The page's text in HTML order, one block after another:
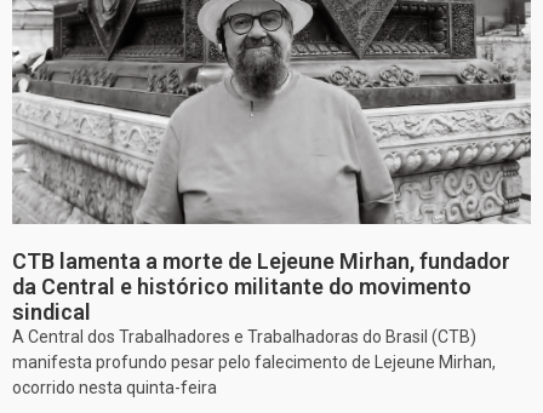
CTB lamenta a morte de Lejeune Mirhan, fundador
da Central e histórico militante do movimento
sindical
A Central dos Trabalhadores e Trabalhadoras do Brasil (CTB)
manifesta profundo pesar pelo falecimento de Lejeune Mirhan,
ocorrido nesta quinta-feira